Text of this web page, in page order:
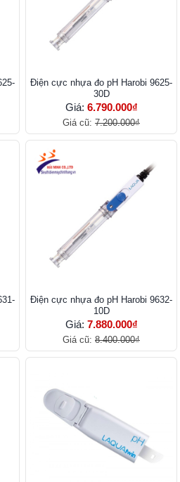
Điện cực nhựa đo pH Harobi 9625-
30D
Giá: 6.790.000₫
Giá cũ: 7.200.000₫
Điện cực nhựa đo pH Harobi 9632-
10D
Giá: 7.880.000₫
Giá cũ: 8.400.000₫